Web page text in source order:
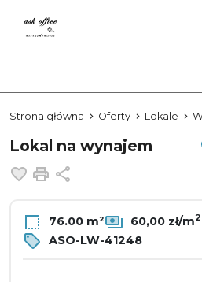
Strona główna Oferty Lokale
Lokal na wynajem
Dodaj do ulubionych
Drukuj
76.00 m² 60,00 zł/m2
ASO-LW-41248